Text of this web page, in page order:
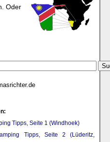
Oder
Tipps, Seite 1 (Windhoek)
Tipps, Seite 2 (Lüderitz,